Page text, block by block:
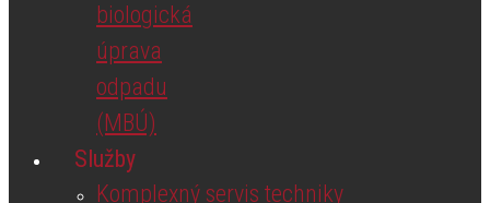
biologická
úprava
odpadu
(MBÚ)
Služby
Komplexný servis techniky